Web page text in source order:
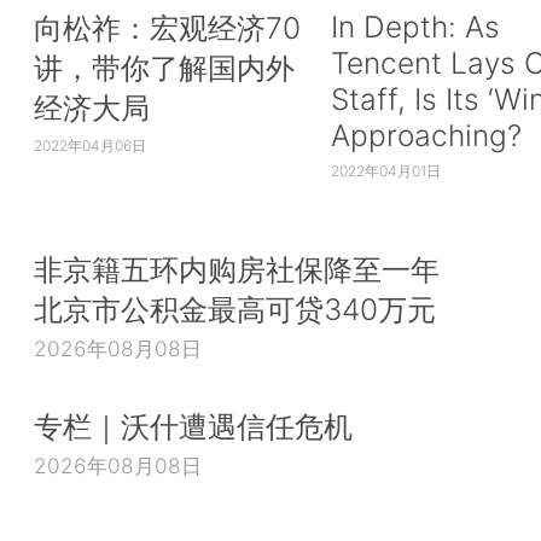
向松祚：宏观经济70
讲，带你了解国内外
经济大局
2022年04月06日
In Depth: As
Tencent Lays
Staff, Is Its
Approaching?
2022年04月01日
非京籍五环内购房社保降至一年
北京市公积金最高可贷340万元
2026年08月08日
专栏｜沃什遭遇信任危机
2026年08月08日